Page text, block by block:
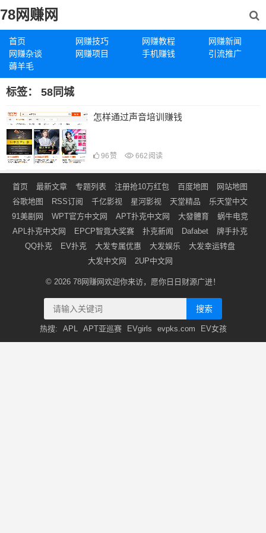
78网赚网
首页 网赚技巧 网赚教程
网赚新闻
网赚杂谈
网赚项目 手机赚钱
引流推广
薅羊毛
标签： 58同城
怎样通过声音培训赚钱
96 赞 662 阅读
首页 最新文章 专题列表 注册抢10万红包 百度地图
网站地图
谷歌地图
RSS订阅 千亿影视 星河影视 天堂精品
乐天堂中文
91美剧网
WPT官方中文网 APT扑克中文网 大發體育
蜗牛电竞
APL扑克中文网
EPCP智竟大奖赛 扑克新闻 Dafabet
牌手扑克
QQ扑克
EV扑克 大发专属优惠 大发娱乐
大发幸运转盘
大发中文网
2UP中文网
© 2026 78网赚网欢迎你来访，愿你日日财源广进！
搜索
热搜: APL APT亚巡赛 EVgirls evpks.com EV女孩